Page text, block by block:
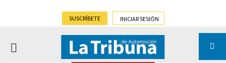
SUSCRÍBETE INICIAR SESIÓN
PRIMARY